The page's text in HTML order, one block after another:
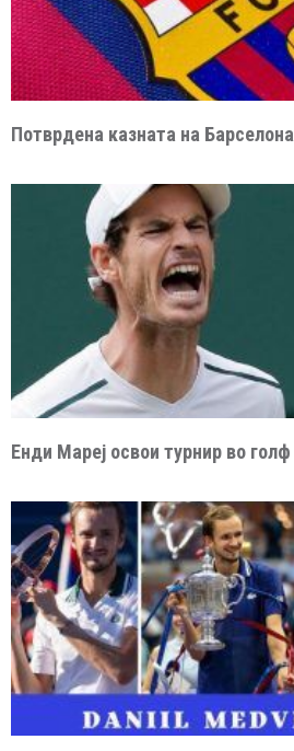
Потврдена казната на Барселона
Енди Мареј освои турнир во голф